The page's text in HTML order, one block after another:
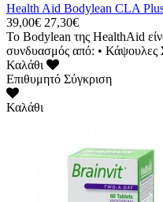
Health Aid Bodylean CLA
39,00€ 27,30€
Το Bodylean της HealthAid
συνδυασμός από: • Κάψουλες
Καλάθι
Επιθυμητό Σύγκριση
Καλάθι